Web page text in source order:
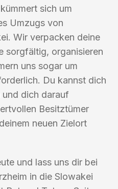
sich um
Umzugs von
Wir verpacken deine
sorgfältig, organisieren
uns sogar um
Du kannst dich
dich darauf
Besitztümer
neuen Zielort
und lass uns dir bei
in die Slowakei